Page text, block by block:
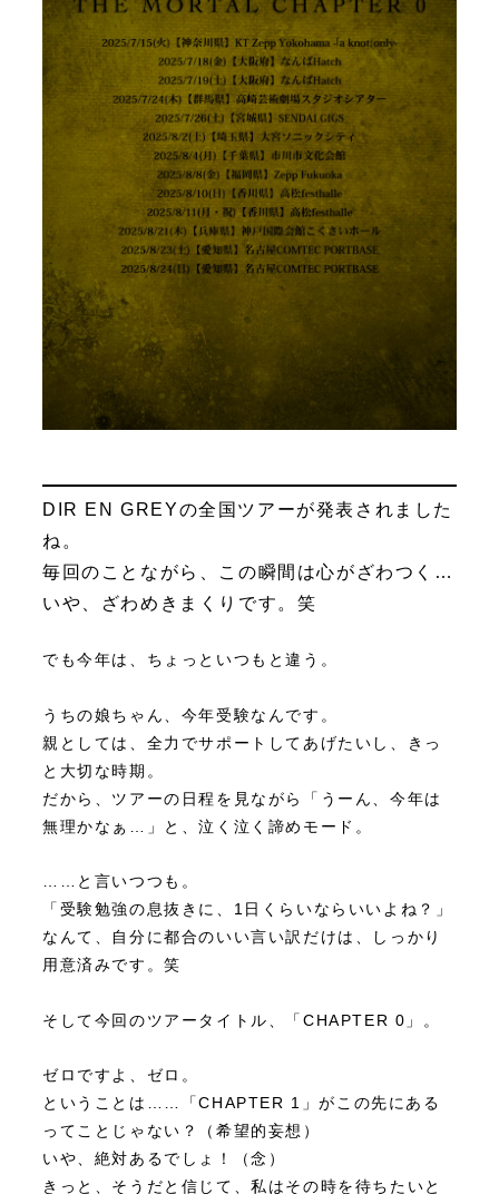
DIR EN GREYの全国ツアーが発表されました
ね。
毎回のことながら、この瞬間は心がざわつく…
いや、ざわめきまくりです。笑
でも今年は、ちょっといつもと違う。
うちの娘ちゃん、今年受験なんです。
親としては、全力でサポートしてあげたいし、きっ
と大切な時期。
だから、ツアーの日程を見ながら「うーん、今年は
無理かなぁ…」と、泣く泣く諦めモード。
……と言いつつも。
「受験勉強の息抜きに、1日くらいならいいよね？」
なんて、自分に都合のいい言い訳だけは、しっかり
用意済みです。笑
そして今回のツアータイトル、「CHAPTER 0」。
ゼロですよ、ゼロ。
ということは……「CHAPTER 1」がこの先にある
ってことじゃない？（希望的妄想）
いや、絶対あるでしょ！（念）
きっと、そうだと信じて、私はその時を待ちたいと